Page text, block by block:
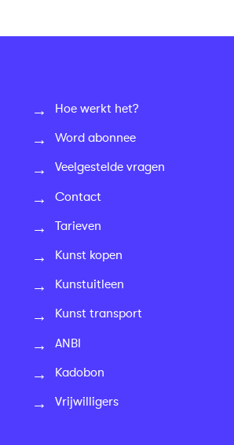
Hoe werkt het?
Word abonnee
Veelgestelde vragen
Contact
Tarieven
Kunst kopen
Kunstuitleen
Kunst transport
ANBI
Kadobon
Vrijwilligers